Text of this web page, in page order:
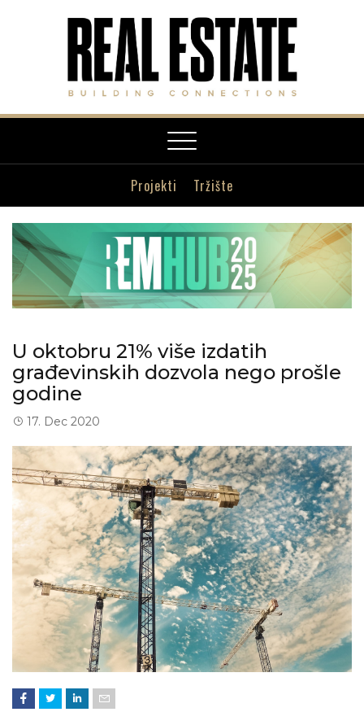
Toggle
navigation
Projekti Tržište
U oktobru 21% više izdatih
građevinskih dozvola nego prošle
godine
17. Dec 2020